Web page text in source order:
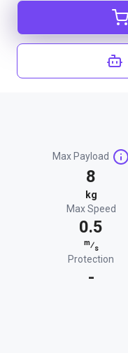
Max Payload
8
kg
Max Speed
0.5
m⁄s
Protection
-